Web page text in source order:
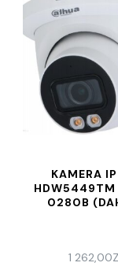
KAMERA
HDW5449TM
0280B
1 262,00